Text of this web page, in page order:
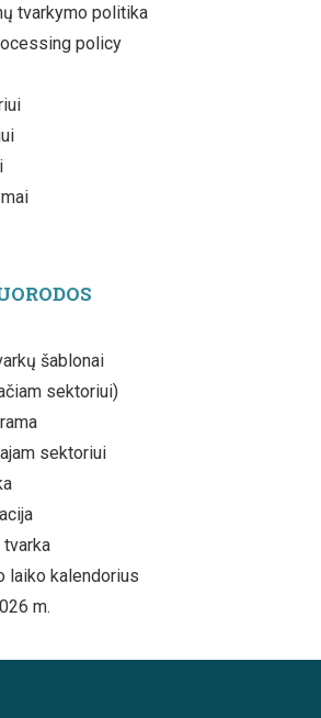
tvarkymo politika
policy
šablonai
sektoriui)
sektoriui
laiko kalendorius
m.